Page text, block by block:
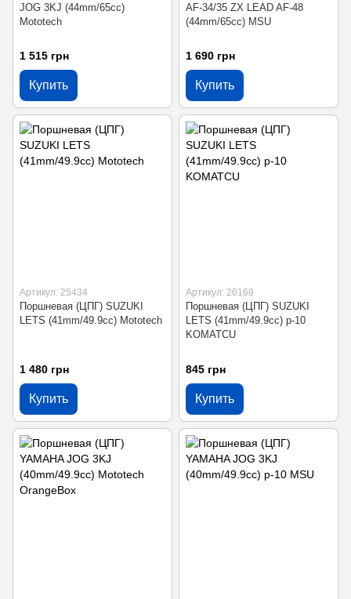
JOG 3KJ (44mm/65cc)
Mototech
1 515 грн
Купить
AF-34/35 ZX LEAD AF-48
(44mm/65cc) MSU
1 690 грн
Купить
Артикул: 25434
Поршневая (ЦПГ) SUZUKI
LETS (41mm/49.9cc) Mototech
1 480 грн
Купить
Артикул: 26169
Поршневая (ЦПГ) SUZUKI
LETS (41mm/49.9cc) p-10
KOMATCU
845 грн
Купить